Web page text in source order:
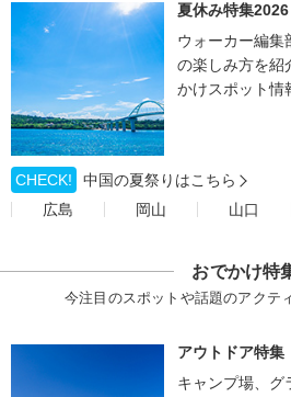
夏休み特集2026
ウォーカー編集
の楽しみ方を紹
かけスポット情
CHECK!
中国の夏祭りはこちら
広島
岡山 山口
おでかけ特
今注目のスポットや話題のアクテ
アウトドア特集
キャンプ場、グ